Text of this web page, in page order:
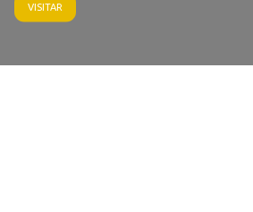
VISITAR